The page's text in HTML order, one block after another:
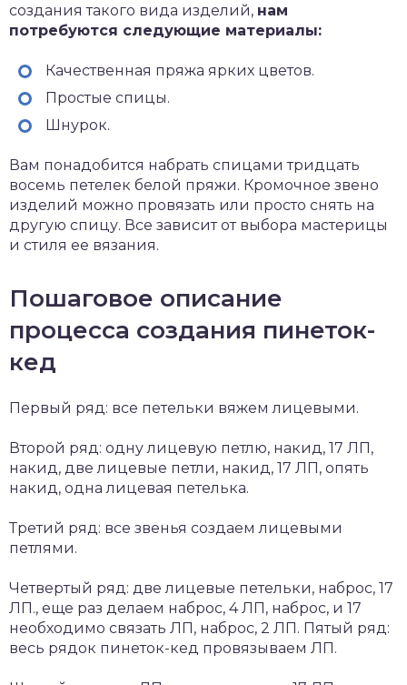
создания такого вида изделий, нам
потребуются следующие материалы:
Качественная пряжа ярких цветов.
Простые спицы.
Шнурок.
Вам понадобится набрать спицами тридцать
восемь петелек белой пряжи. Кромочное звено
изделий можно провязать или просто снять на
другую спицу. Все зависит от выбора мастерицы
и стиля ее вязания.
Пошаговое описание
процесса создания пинеток-
кед
Первый ряд: все петельки вяжем лицевыми.
Второй ряд: одну лицевую петлю, накид, 17 ЛП,
накид, две лицевые петли, накид, 17 ЛП, опять
накид, одна лицевая петелька.
Третий ряд: все звенья создаем лицевыми
петлями.
Четвертый ряд: две лицевые петельки, наброс, 17
ЛП., еще раз делаем наброс, 4 ЛП, наброс, и 17
необходимо связать ЛП, наброс, 2 ЛП. Пятый ряд:
весь рядок пинеток-кед провязываем ЛП.